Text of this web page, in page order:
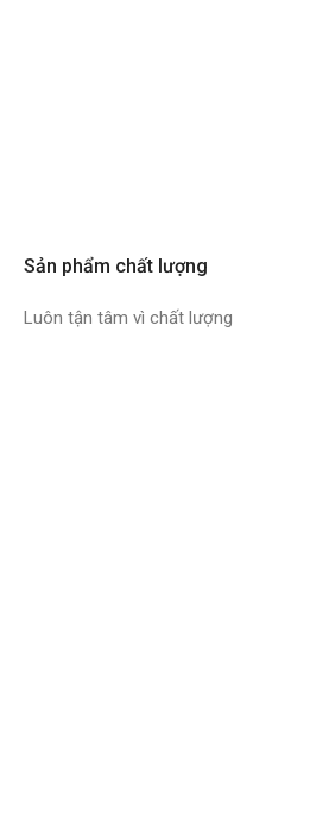
Sản phẩm chất lượng
Luôn tận tâm vì chất lượng